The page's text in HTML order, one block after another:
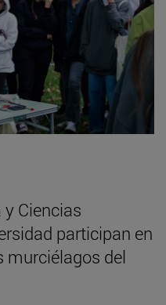
Ciencias
participan en
murciélagos del